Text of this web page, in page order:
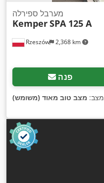
Rzeszów 2,368 km
מערבל ספירלה
KemperSPA 125 A
פנה
מצב: מצב טוב מאוד (משומש)